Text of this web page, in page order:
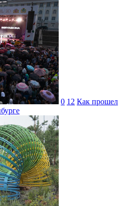
0 12 Как прошел